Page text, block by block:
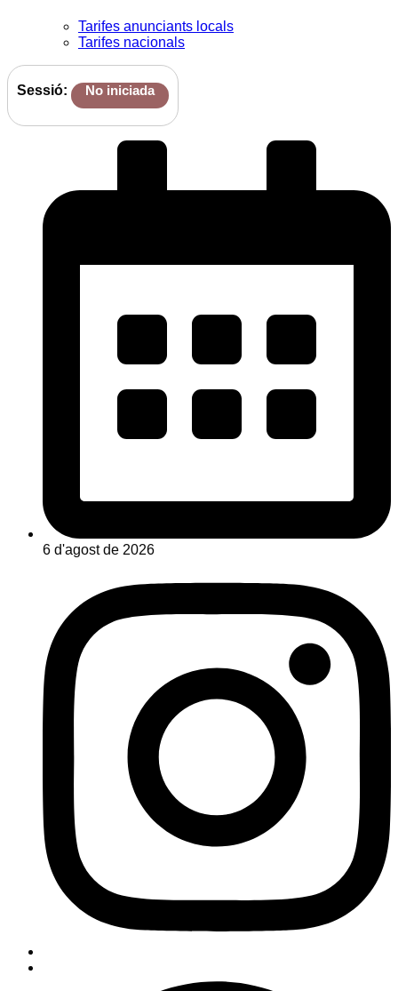
Tarifes anunciants locals
Tarifes nacionals
Sessió: No iniciada
6 d'agost de 2026